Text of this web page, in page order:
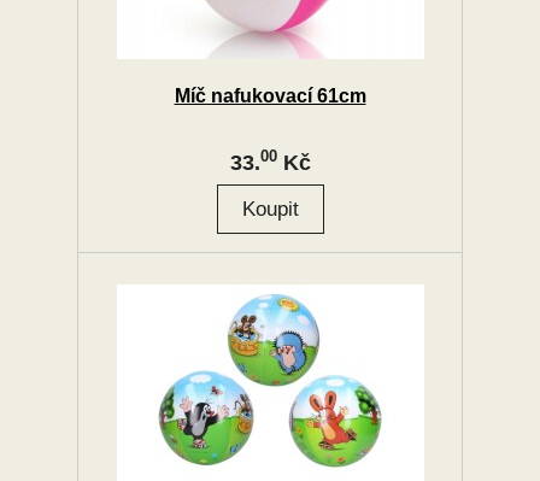
Míč nafukovací 61cm
33.00Kč